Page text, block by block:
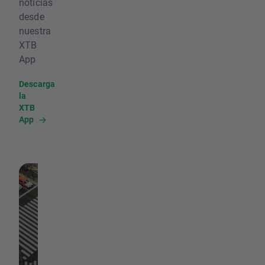
desde
nuestra
XTB
App
Descarga
la
XTB
App